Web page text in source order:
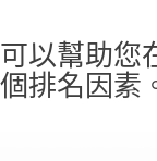
以幫助您
排名因素